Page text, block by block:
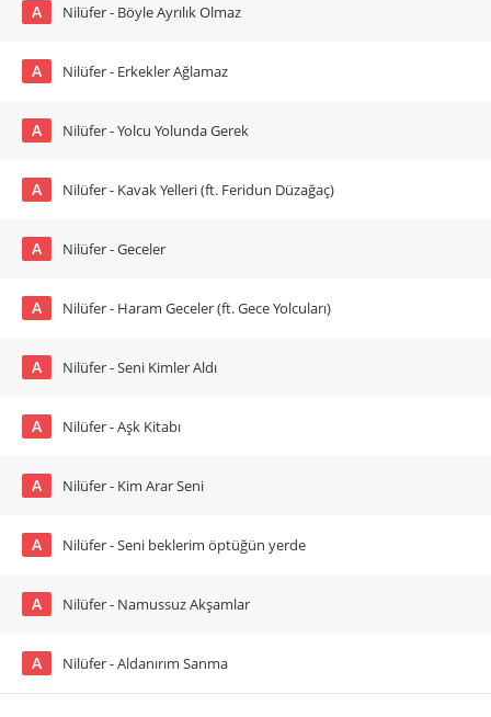
A Nilüfer - Böyle Ayrılık Olmaz
A Nilüfer - Erkekler Ağlamaz
A Nilüfer - Yolcu Yolunda Gerek
A Nilüfer - Kavak Yelleri (ft. Feridun Düzağaç)
A Nilüfer - Geceler
A Nilüfer - Haram Geceler (ft. Gece Yolcuları)
A Nilüfer - Seni Kimler Aldı
A Nilüfer - Aşk Kitabı
A Nilüfer - Kim Arar Seni
A Nilüfer - Seni beklerim öptüğün yerde
A Nilüfer - Namussuz Akşamlar
A Nilüfer - Aldanırım Sanma